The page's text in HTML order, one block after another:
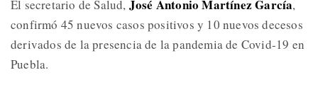
El secretario de Salud, José Antonio Martínez García,
confirmó 45 nuevos casos positivos y 10 nuevos decesos
derivados de la presencia de la pandemia de Covid-19 en
Puebla.